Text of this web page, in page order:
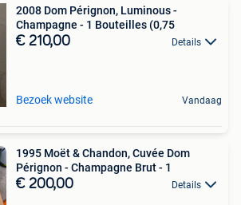
2008 Dom Pérignon, Luminous -
Champagne - 1 Bouteilles (0,75
€ 210,00 Details
Bezoek website Vandaag
1995 Moët & Chandon, Cuvée Dom
Pérignon - Champagne Brut - 1
€ 200,00 Details